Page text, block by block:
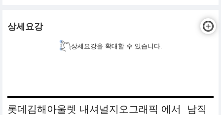
상세요강
상세요강을 확대할 수 있습니다.
롯데김해아울렛 내셔널지오그래픽 에서 남직